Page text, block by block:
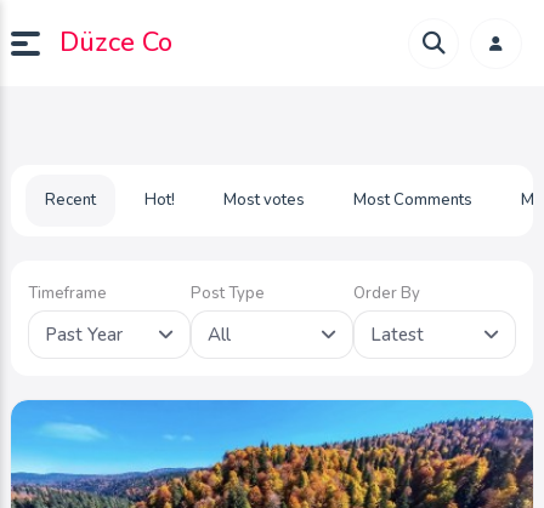
Düzce Co
Recent Hot! Most votes Most Comments
Timeframe
Past Year
Post Type
All
Order By
Latest